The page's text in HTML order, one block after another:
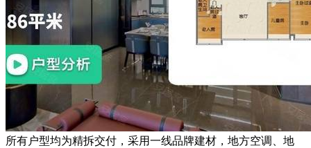
所有户型均为精拆交付，采用一线品牌建材，地方空调、地